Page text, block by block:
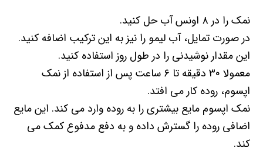
نمک را در ۸ اونس آب حل کنید.
در صورت تمایل، آب لیمو را نیز به این ترکیب اضافه کنید.
این مقدار نوشیدنی را در طول روز استفاده کنید.
معمولا ۳۰ دقیقه تا ۶ ساعت پس از استفاده از نمک
اپسوم، روده کار می افتد.
نمک اپسوم مایع بیشتری را به روده وارد می کند. این مایع
اضافی روده را گسترش داده و به دفع مدفوع کمک می
کند.